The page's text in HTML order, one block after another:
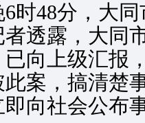
48分，大同
透露，大同
向上级汇报
此案，搞清楚
向社会公布